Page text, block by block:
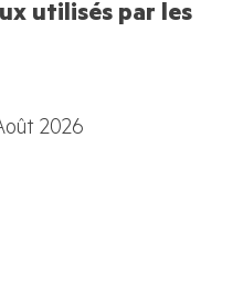
utilisés par les
2026